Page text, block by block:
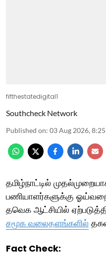
fifthestatedigital1
Southcheck Network
Published on: 03 Aug 2026,
தமிழ்நாட்டில்
பணியாளர்களுக்கு
தவெக ஆட்சியில்
சமூக வலைதளங்களில்
Fact Check: